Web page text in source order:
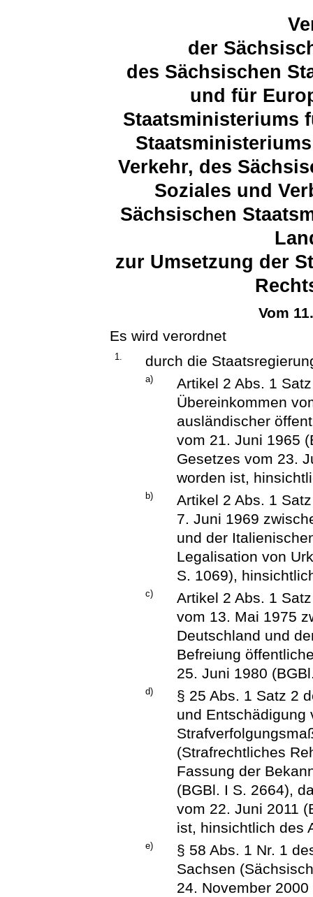
der
des Sächsischen
und für
Staatsministeriums
Verkehr, des
Soziales und
Sächsischen
zur Umsetzung der
Vom
Es wird verordnet
1. durch die
a)
Artikel 2 Abs. 1
Übereinkommen
ausländischer
vom 21. Juni 1965
Gesetzes vom 23.
worden ist,
b)
Artikel 2 Abs. 1
7. Juni 1969
und der
Legalisation von
S. 1069),
c)
Artikel 2 Abs. 1
vom 13. Mai 1975
Deutschland und
Befreiung
25. Juni 1980
d)
§ 25 Abs. 1 Satz 2
und Entschädigung
(Strafrechtliches
Fassung der
(BGBl. I S. 2664),
vom 22. Juni 2011
ist, hinsichtlich des
e)
§ 58 Abs. 1 Nr. 1
Sachsen
24. November